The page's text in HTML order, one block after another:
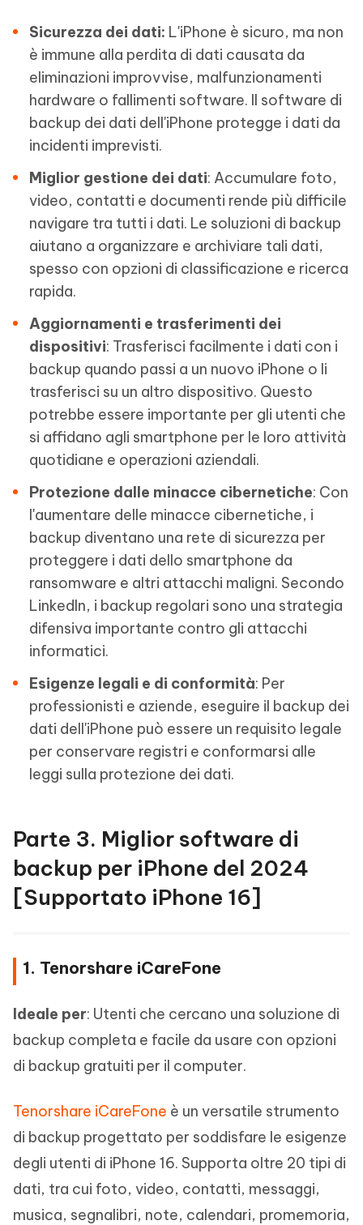
Sicurezza dei dati: L'iPhone è sicuro, ma non
è immune alla perdita di dati causata da
eliminazioni improvvise, malfunzionamenti
hardware o fallimenti software. Il software di
backup dei dati dell'iPhone protegge i dati da
incidenti imprevisti.
Miglior gestione dei dati: Accumulare foto,
video, contatti e documenti rende più difficile
navigare tra tutti i dati. Le soluzioni di backup
aiutano a organizzare e archiviare tali dati,
spesso con opzioni di classificazione e ricerca
rapida.
Aggiornamenti e trasferimenti dei
dispositivi: Trasferisci facilmente i dati con i
backup quando passi a un nuovo iPhone o li
trasferisci su un altro dispositivo. Questo
potrebbe essere importante per gli utenti che
si affidano agli smartphone per le loro attività
quotidiane e operazioni aziendali.
Protezione dalle minacce cibernetiche: Con
l'aumentare delle minacce cibernetiche, i
backup diventano una rete di sicurezza per
proteggere i dati dello smartphone da
ransomware e altri attacchi maligni. Secondo
LinkedIn, i backup regolari sono una strategia
difensiva importante contro gli attacchi
informatici.
Esigenze legali e di conformità: Per
professionisti e aziende, eseguire il backup dei
dati dell'iPhone può essere un requisito legale
per conservare registri e conformarsi alle
leggi sulla protezione dei dati.
Parte 3. Miglior software di
backup per iPhone del 2024
[Supportato iPhone 16]
1. Tenorshare iCareFone
Ideale per: Utenti che cercano una soluzione di
backup completa e facile da usare con opzioni
di backup gratuiti per il computer.
Tenorshare iCareFone è un versatile strumento
di backup progettato per soddisfare le esigenze
degli utenti di iPhone 16. Supporta oltre 20 tipi di
dati, tra cui foto, video, contatti, messaggi,
musica, segnalibri, note, calendari, promemoria,